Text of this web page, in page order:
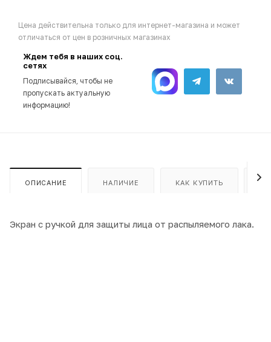
Цена действительна только для интернет-магазина и может
отличаться от цен в розничных магазинах
Ждем тебя в наших соц.
сетях
Подписывайся, чтобы не
пропускать актуальную
информацию!
ОПИСАНИЕ НАЛИЧИЕ КАК КУПИТЬ
Экран с ручкой для защиты лица от распыляемого лака.